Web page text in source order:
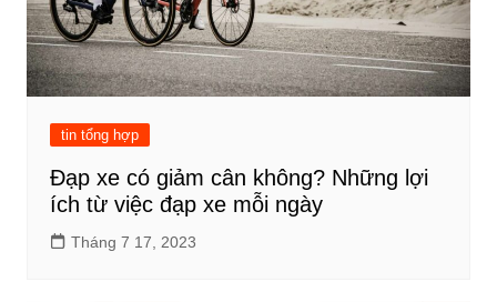
tin tổng hợp
Đạp xe có giảm cân không? Những lợi
ích từ việc đạp xe mỗi ngày
Tháng 7 17, 2023